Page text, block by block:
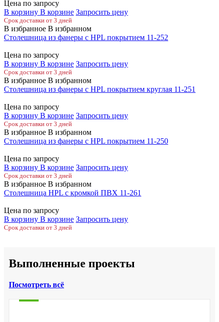
Цена по запросу
В корзину В корзине Запросить цену
Срок доставки от 3 дней
В избранное В избранном
Столешница из фанеры с HPL покрытием 11-252
Цена по запросу
В корзину В корзине Запросить цену
Срок доставки от 3 дней
В избранное В избранном
Столешница из фанеры с HPL покрытием круглая 11-251
Цена по запросу
В корзину В корзине Запросить цену
Срок доставки от 3 дней
В избранное В избранном
Столешница из фанеры с HPL покрытием 11-250
Цена по запросу
В корзину В корзине Запросить цену
Срок доставки от 3 дней
В избранное В избранном
Столешница HPL с кромкой ПВХ 11-261
Цена по запросу
В корзину В корзине Запросить цену
Срок доставки от 3 дней
Выполненные проекты
Посмотреть всё